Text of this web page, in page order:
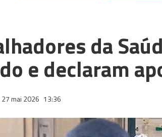
da
e declaram
27 mai 2026 13:36